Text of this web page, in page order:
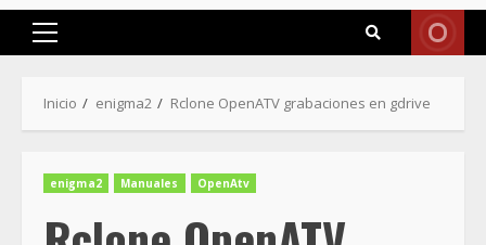
Menú
Inicio enigma2 Rclone OpenATV grabaciones en gdrive
enigma2 Manuales OpenAtv